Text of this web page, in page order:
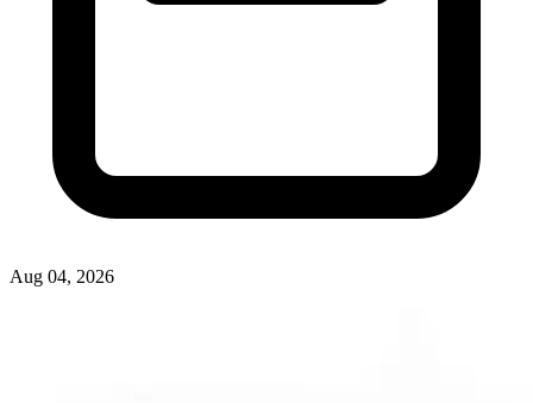
Aug 04, 2026